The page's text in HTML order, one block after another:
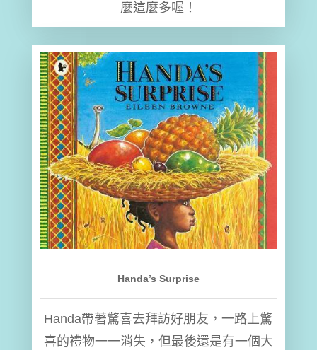
麼這麼多喔！
Handa’s Surprise
Handa帶著驚喜去拜訪好朋友，一路上驚
喜的禮物一一消失，但最後還是有一個大